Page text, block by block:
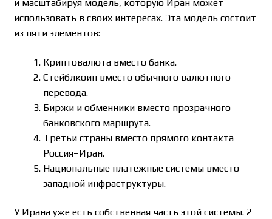
и масштабируя модель, которую Иран может
использовать в своих интересах. Эта модель состоит
из пяти элементов:
Криптовалюта вместо банка.
Стейблкоин вместо обычного валютного
перевода.
Биржи и обменники вместо прозрачного
банковского маршрута.
Третьи страны вместо прямого контакта
Россия–Иран.
Национальные платежные системы вместо
западной инфраструктуры.
У Ирана уже есть собственная часть этой системы. 2